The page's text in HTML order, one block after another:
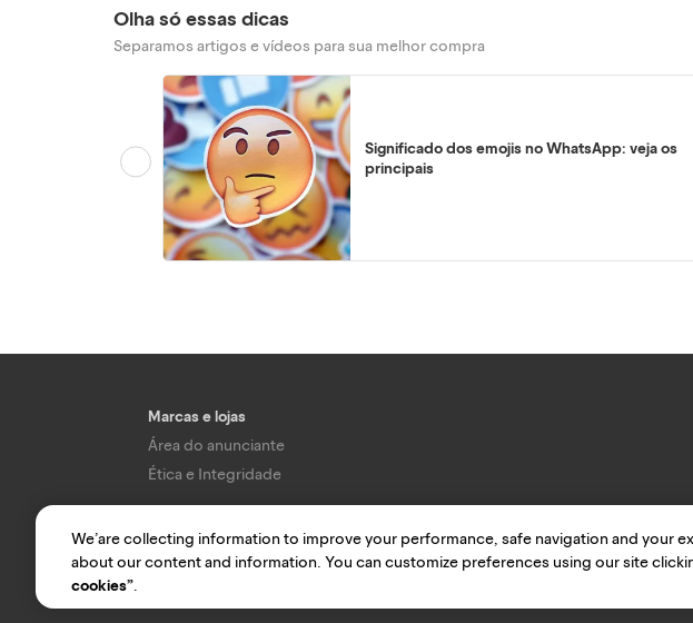
Olha só essas dicas
Separamos artigos e vídeos para sua melhor compra
Significado dos emojis no WhatsApp: veja os
principais
Marcas e lojas
Área do anunciante
Ética e Integridade
O uso deste site está sujeito aos
©
We’are collecting information to improve your performance, safe navigation and your
about our content and information. You can customize preferences using our site
cookies”.